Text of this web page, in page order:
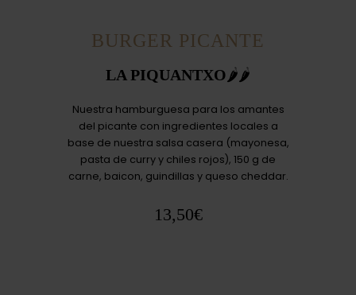
BURGER PICANTE
LA PIQUANTXO🌶🌶
Nuestra hamburguesa para los amantes
del picante con ingredientes locales a
base de nuestra salsa casera (mayonesa,
pasta de curry y chiles rojos), 150 g de
carne, baicon, guindillas y queso cheddar.
13,50€